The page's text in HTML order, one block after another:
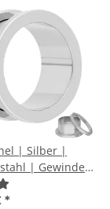
| Silber |
| Gewinde
*